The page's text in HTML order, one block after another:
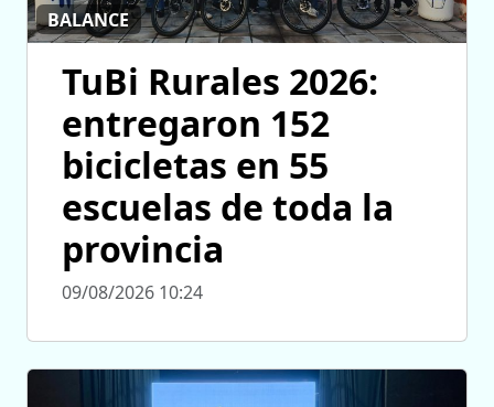
BALANCE
TuBi Rurales 2026:
entregaron 152
bicicletas en 55
escuelas de toda la
provincia
09/08/2026 10:24